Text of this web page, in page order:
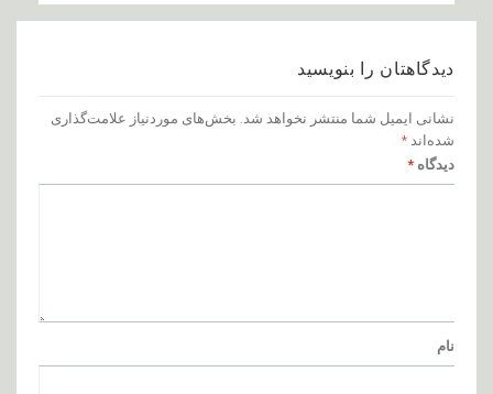
دیدگاهتان را بنویسید
نشانی ایمیل شما منتشر نخواهد شد. بخش‌های موردنیاز علامت‌گذاری
شده‌اند *
دیدگاه *
نام